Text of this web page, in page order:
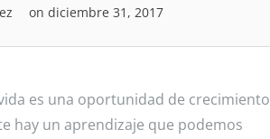
on diciembre 31, 2017
es una oportunidad de crecimiento
hay un aprendizaje que podemos